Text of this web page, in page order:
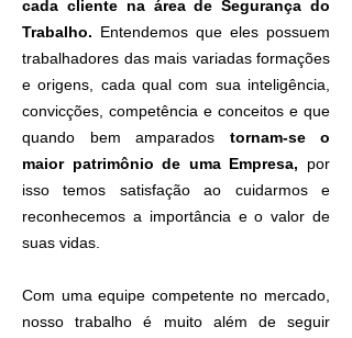
cada cliente na área de Segurança do
Trabalho. Entendemos que eles possuem
trabalhadores das mais variadas formações
e origens, cada qual com sua inteligência,
convicções, competência e conceitos e que
quando bem amparados tornam-se o
maior patrimônio de uma Empresa, por
isso temos satisfação ao cuidarmos e
reconhecemos a importância e o valor de
suas vidas.
Com uma equipe competente no mercado,
nosso trabalho é muito além de seguir